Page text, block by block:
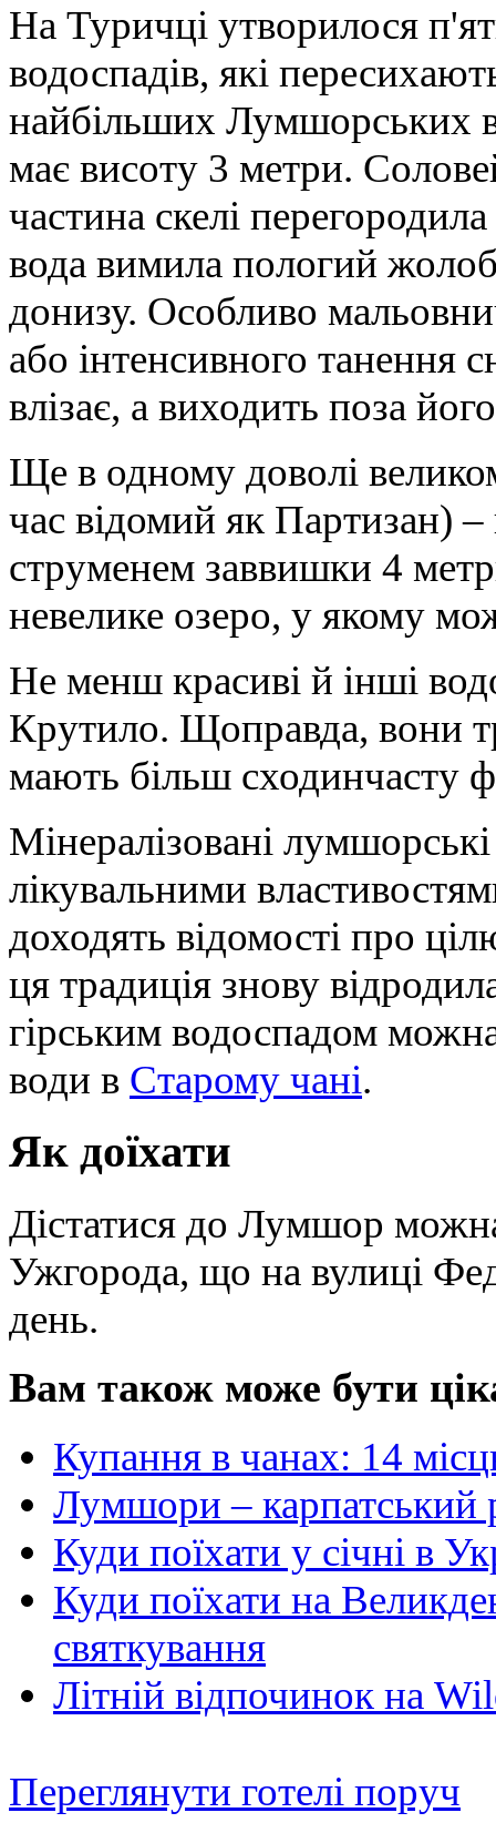
На Туричці утворилося
водоспадів, які
найбільших Лумшорських
має висоту 3 метри.
частина скелі
вода вимила пологий
донизу. Особливо
або інтенсивного танення
влізає, а виходить поза
Ще в одному доволі
час відомий як Партизан)
струменем заввишки 4
невелике озеро, у якому
Не менш красиві й інші
Крутило. Щоправда, вони
мають більш сходинчасту
Мінералізовані
лікувальними
доходять відомості про
ця традиція знову
гірським водоспадом
води в Старому чані.
Як доїхати
Дістатися до Лумшор
Ужгорода, що на вулиці
день.
Вам також може бути
Купання в чанах: 14
Лумшори – карпатський
Куди поїхати у січні в
Куди поїхати на
святкування
Літній відпочинок на
Переглянути готелі поруч